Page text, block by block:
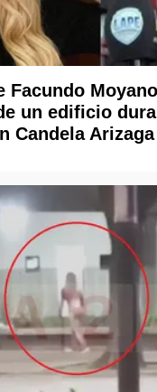
Facundo
un edificio
Candela Arizaga